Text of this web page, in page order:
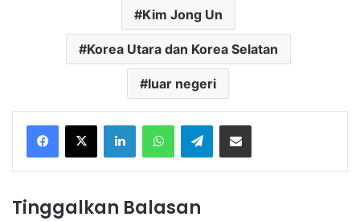
Kim Jong Un
Korea Utara dan Korea Selatan
luar negeri
Facebook
X LinkedInWhatsAppTelegramShare via Email
Tinggalkan Balasan